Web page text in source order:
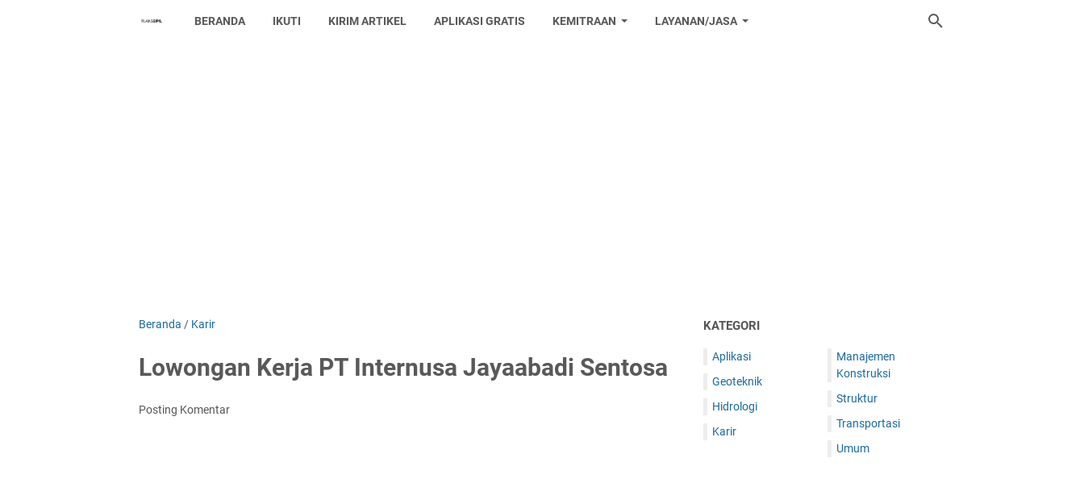
BERANDA IKUTI KIRIM ARTIKEL APLIKASI GRATIS KEMITRAAN LAYANAN/JASA
Beranda / Karir
Lowongan Kerja PT Internusa Jayaabadi Sentosa
Posting Komentar
KATEGORI
Aplikasi
Geoteknik
Hidrologi
Karir
Manajemen
Konstruksi
Struktur
Transportasi
Umum